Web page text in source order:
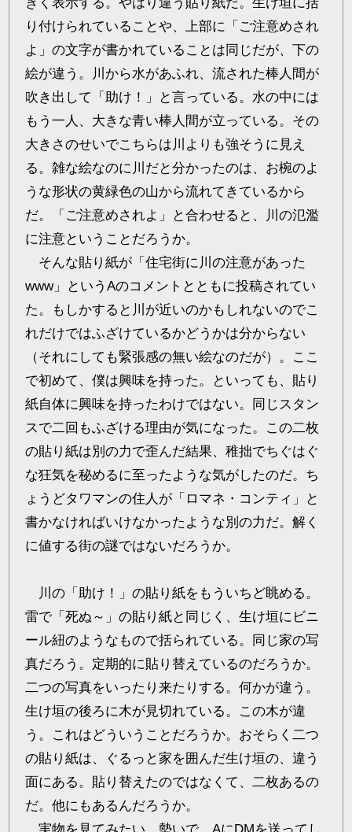
きく表示する。やはり違う貼り紙だ。生け垣に括
り付けられていることや、上部に「ご注意めされ
よ」の文字が書かれていることは同じだが、下の
絵が違う。川から水があふれ、流された棒人間が
吹き出して「助け！」と言っている。水の中には
もう一人、大きな青い棒人間が立っている。その
大きさのせいでこちらは川よりも強そうに見え
る。雑な絵なのに川だと分かったのは、お椀のよ
うな形状の黄緑色の山から流れてきているから
だ。「ご注意めされよ」と合わせると、川の氾濫
に注意ということだろうか。
そんな貼り紙が「住宅街に川の注意があった
www」というAのコメントとともに投稿されてい
た。もしかすると川が近いのかもしれないのでこ
れだけではふざけているかどうかは分からない
（それにしても緊張感の無い絵なのだが）。ここ
で初めて、僕は興味を持った。といっても、貼り
紙自体に興味を持ったわけではない。同じスタン
スで二回もふざける理由が気になった。この二枚
の貼り紙は別の力で歪んだ結果、稚拙でちぐはぐ
な狂気を秘めるに至ったような気がしたのだ。ち
ょうどタワマンの住人が「ロマネ・コンティ」と
書かなければいけなかったような別の力だ。解く
に値する街の謎ではないだろうか。
川の「助け！」の貼り紙をもういちど眺める。
雷で「死ぬ～」の貼り紙と同じく、生け垣にビニ
ール紐のようなもので括られている。同じ家の写
真だろう。定期的に貼り替えているのだろうか。
二つの写真をいったり来たりする。何かが違う。
生け垣の後ろに木が見切れている。この木が違
う。これはどういうことだろうか。おそらく二つ
の貼り紙は、ぐるっと家を囲んだ生け垣の、違う
面にある。貼り替えたのではなくて、二枚あるの
だ。他にもあるんだろうか。